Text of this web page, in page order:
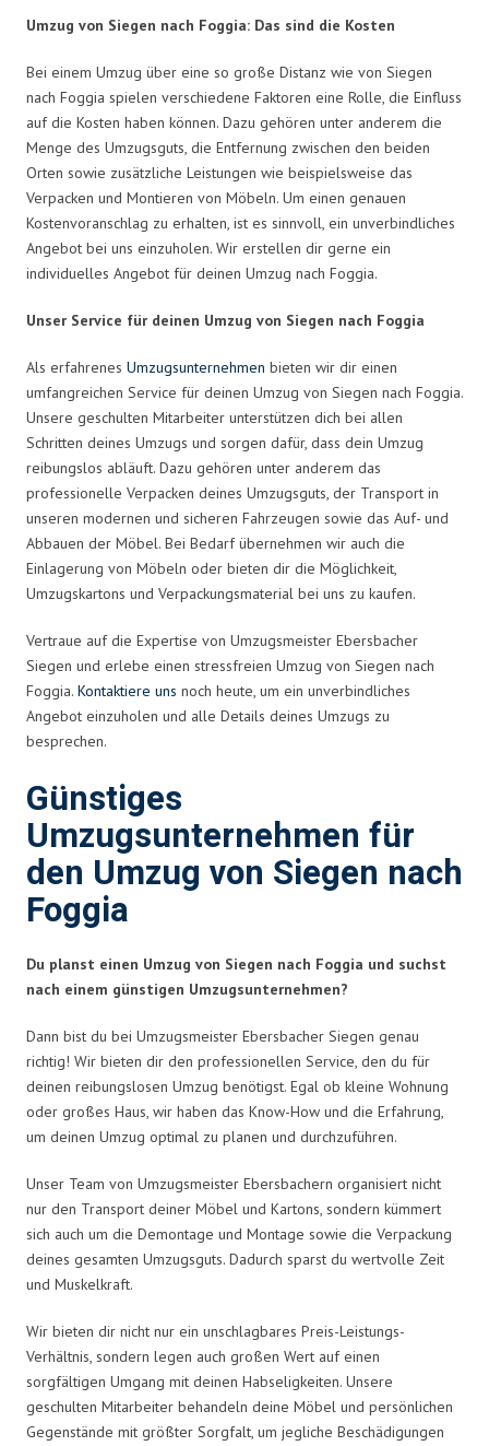
Umzug von Siegen nach Foggia: Das sind die Kosten
Bei einem Umzug über eine so große Distanz wie von Siegen
nach Foggia spielen verschiedene Faktoren eine Rolle, die Einfluss
auf die Kosten haben können. Dazu gehören unter anderem die
Menge des Umzugsguts, die Entfernung zwischen den beiden
Orten sowie zusätzliche Leistungen wie beispielsweise das
Verpacken und Montieren von Möbeln. Um einen genauen
Kostenvoranschlag zu erhalten, ist es sinnvoll, ein unverbindliches
Angebot bei uns einzuholen. Wir erstellen dir gerne ein
individuelles Angebot für deinen Umzug nach Foggia.
Unser Service für deinen Umzug von Siegen nach Foggia
Als erfahrenes Umzugsunternehmen bieten wir dir einen
umfangreichen Service für deinen Umzug von Siegen nach Foggia.
Unsere geschulten Mitarbeiter unterstützen dich bei allen
Schritten deines Umzugs und sorgen dafür, dass dein Umzug
reibungslos abläuft. Dazu gehören unter anderem das
professionelle Verpacken deines Umzugsguts, der Transport in
unseren modernen und sicheren Fahrzeugen sowie das Auf- und
Abbauen der Möbel. Bei Bedarf übernehmen wir auch die
Einlagerung von Möbeln oder bieten dir die Möglichkeit,
Umzugskartons und Verpackungsmaterial bei uns zu kaufen.
Vertraue auf die Expertise von Umzugsmeister Ebersbacher
Siegen und erlebe einen stressfreien Umzug von Siegen nach
Foggia. Kontaktiere uns noch heute, um ein unverbindliches
Angebot einzuholen und alle Details deines Umzugs zu
besprechen.
Günstiges
Umzugsunternehmen für
den Umzug von Siegen nach
Foggia
Du planst einen Umzug von Siegen nach Foggia und suchst
nach einem günstigen Umzugsunternehmen?
Dann bist du bei Umzugsmeister Ebersbacher Siegen genau
richtig! Wir bieten dir den professionellen Service, den du für
deinen reibungslosen Umzug benötigst. Egal ob kleine Wohnung
oder großes Haus, wir haben das Know-How und die Erfahrung,
um deinen Umzug optimal zu planen und durchzuführen.
Unser Team von Umzugsmeister Ebersbachern organisiert nicht
nur den Transport deiner Möbel und Kartons, sondern kümmert
sich auch um die Demontage und Montage sowie die Verpackung
deines gesamten Umzugsguts. Dadurch sparst du wertvolle Zeit
und Muskelkraft.
Wir bieten dir nicht nur ein unschlagbares Preis-Leistungs-
Verhältnis, sondern legen auch großen Wert auf einen
sorgfältigen Umgang mit deinen Habseligkeiten. Unsere
geschulten Mitarbeiter behandeln deine Möbel und persönlichen
Gegenstände mit größter Sorgfalt, um jegliche Beschädigungen